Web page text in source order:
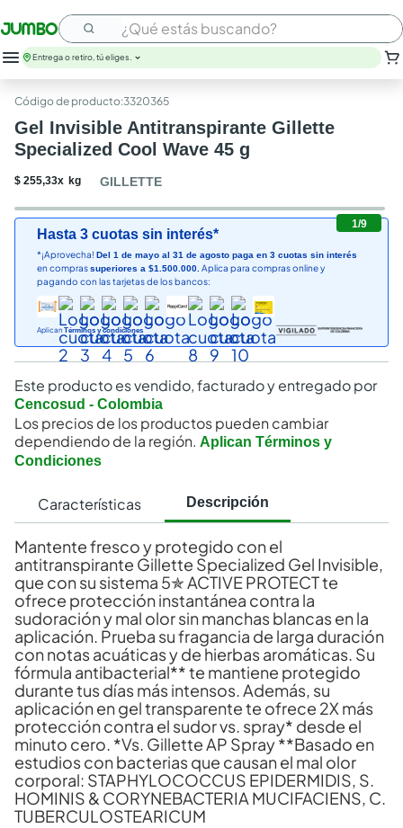
¿Qué estás buscando?
Entrega o retiro, tú eliges.
:3320365
Gel Invisible Antitranspirante Gillette
Specialized Cool Wave 45 g
$ 255,33x kg GILLETTE
1/9
Hasta 3 cuotas sin interés*
*¡Aprovecha! Del 1 de mayo al 31 de agosto paga en 3 cuotas sin interés
en comprassuperiores a $1.500.000. Aplica para compras online y
pagando con las tarjetas de los bancos:
Aplican Términos y condiciones
Este producto es vendido, facturado y entregado por
Cencosud - Colombia
Los precios de los productos pueden cambiar
dependiendo de la región. Aplican Términos y
Condiciones
Características Descripción
Mantente fresco y protegido con el
antitranspirante Gillette Specialized Gel Invisible,
que con su sistema 5✯ ACTIVE PROTECT te
ofrece protección instantánea contra la
sudoración y mal olor sin manchas blancas en la
aplicación. Prueba su fragancia de larga duración
con notas acuáticas y de hierbas aromáticas. Su
fórmula antibacterial** te mantiene protegido
durante tus días más intensos. Además, su
aplicación en gel transparente te ofrece 2X más
protección contra el sudor vs. spray* desde el
minuto cero. *Vs. Gillette AP Spray **Basado en
estudios con bacterias que causan el mal olor
corporal: STAPHYLOCOCCUS EPIDERMIDIS, S.
HOMINIS & CORYNEBACTERIA MUCIFACIENS, C.
TUBERCULOSTEARICUM